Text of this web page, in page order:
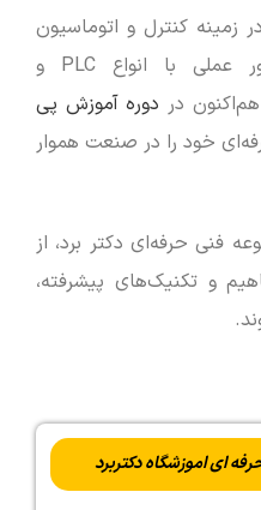
زمینه کنترل و اتوماسیون
صنعتی ارتقا دهید و به‌طور عملی با انواع PLC و
در دوره آموزش پی
خود را در صنعت هموار
فنی حرفه‌ای دکتر برد، از
و تکنیک‌های پیشرفته،
ای اموزشگاه دکتربرد